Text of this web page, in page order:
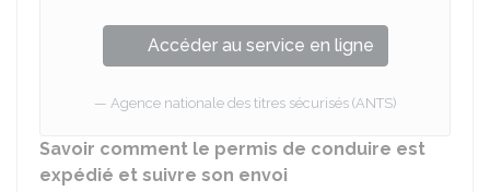
Accéder au service en ligne
Agence nationale des titres sécurisés (ANTS)
Savoir comment le permis de conduire est
expédié et suivre son envoi